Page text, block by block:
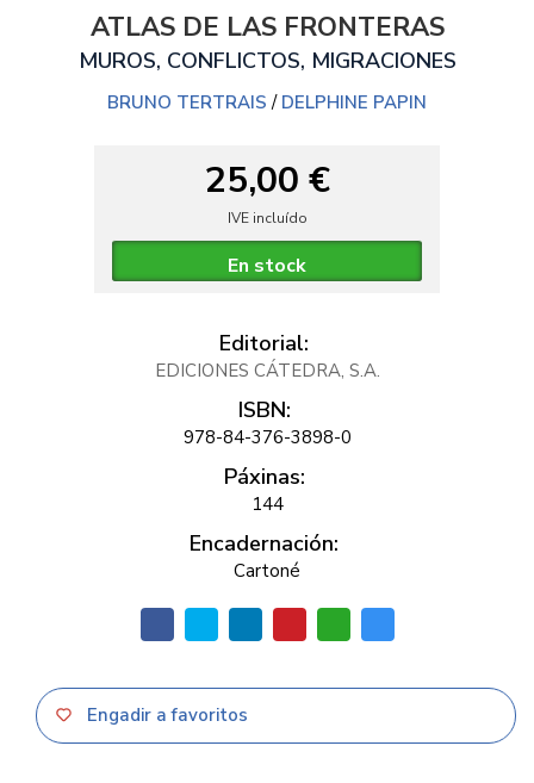
ATLAS DE LAS FRONTERAS
MUROS, CONFLICTOS, MIGRACIONES
BRUNO TERTRAIS / DELPHINE PAPIN
25,00 €
IVE incluído
En stock
Editorial:
EDICIONES CÁTEDRA, S.A.
ISBN:
978-84-376-3898-0
Páxinas:
144
Encadernación:
Cartoné
Engadir a favoritos